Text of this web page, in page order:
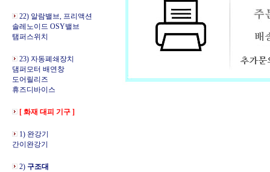
22) 알람밸브, 프리액션
솔레노이드 OSY밸브
탬퍼스위치
23) 자동폐쇄장치
댐퍼모터 배연창
도어릴리즈
휴즈디바이스
[ 화재 대피 기구 ]
1) 완강기
간이완강기
2) 구조대